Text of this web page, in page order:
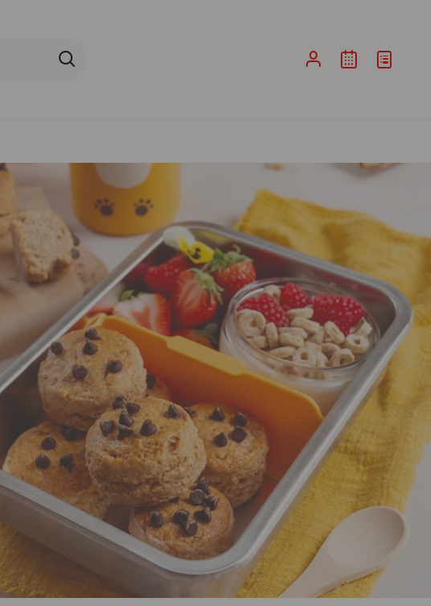
na página de Pesquisa ao submeter a sua pesquisa